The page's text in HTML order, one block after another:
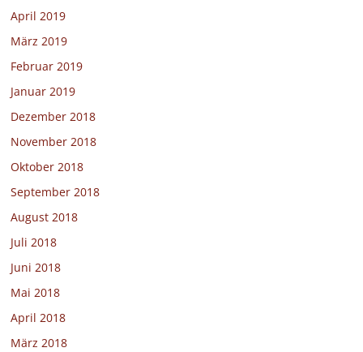
April 2019
März 2019
Februar 2019
Januar 2019
Dezember 2018
November 2018
Oktober 2018
September 2018
August 2018
Juli 2018
Juni 2018
Mai 2018
April 2018
März 2018